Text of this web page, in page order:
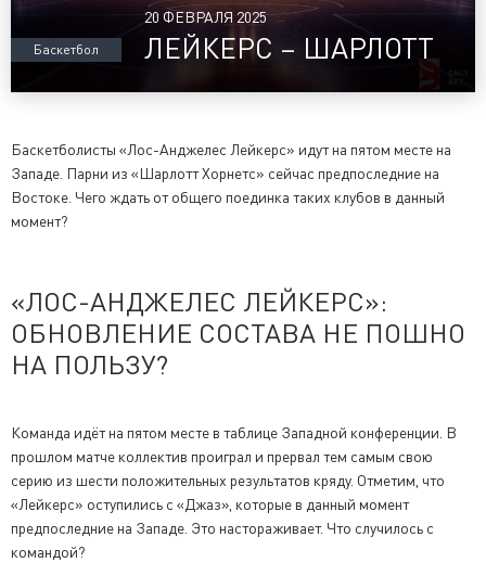
Баскетбол
20 ФЕВРАЛЯ 2025
ЛЕЙКЕРС – ШАРЛОТТ
Баскетболисты «Лос-Анджелес Лейкерс» идут на пятом месте на
Западе. Парни из «Шарлотт Хорнетс» сейчас предпоследние на
Востоке. Чего ждать от общего поединка таких клубов в данный
момент?
«ЛОС-АНДЖЕЛЕС ЛЕЙКЕРС»:
ОБНОВЛЕНИЕ СОСТАВА НЕ ПОШНО
НА ПОЛЬЗУ?
Команда идёт на пятом месте в таблице Западной конференции. В
прошлом матче коллектив проиграл и прервал тем самым свою
серию из шести положительных результатов кряду. Отметим, что
«Лейкерс» оступились с «Джаз», которые в данный момент
предпоследние на Западе. Это настораживает. Что случилось с
командой?